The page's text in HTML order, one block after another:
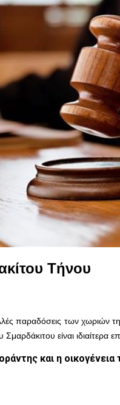
Τήνου
παραδόσεις των χωριών
είναι ιδιαίτερα
και η